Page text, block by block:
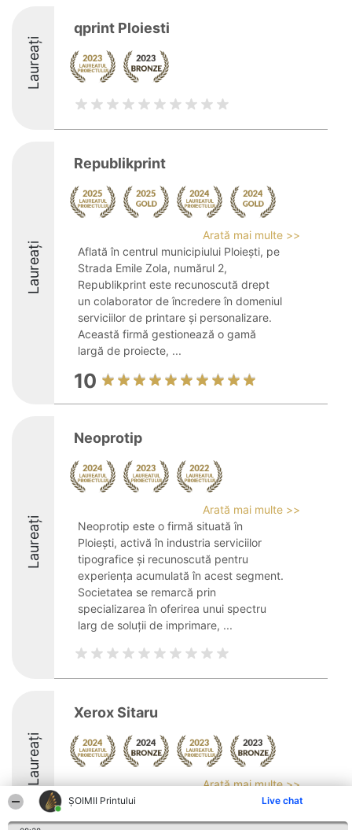
ŞOIMII Printului Live chat
Laureați
qprint Ploiesti
Laureați
Republikprint
Arată mai multe >>
Aflată în centrul municipiului Ploiești, pe
Strada Emile Zola, numărul 2,
Republikprint este recunoscută drept
un colaborator de încredere în domeniul
serviciilor de printare și personalizare.
Această firmă gestionează o gamă
largă de proiecte, ...
10
Laureați
Neoprotip
Arată mai multe >>
Neoprotip este o firmă situată în
Ploiești, activă în industria serviciilor
tipografice și recunoscută pentru
experiența acumulată în acest segment.
Societatea se remarcă prin
specializarea în oferirea unui spectru
larg de soluții de imprimare, ...
Laureați
Xerox Sitaru
Arată mai multe >>